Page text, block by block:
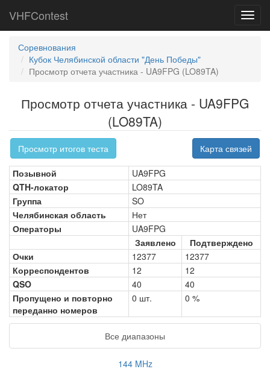
VHFContest
Соревнования
Кубок Челябинской области "День Победы"
Просмотр отчета участника - UA9FPG (LO89TA)
Просмотр отчета участника - UA9FPG
(LO89TA)
Просмотр итогов теста Карта связей
Позывной
UA9FPG
QTH-локатор
LO89TA
Группа
SO
Челябинская область
Нет
Операторы
UA9FPG
Заявлено
Подтверждено
Очки
12377
12377
Корреспондентов
12
12
QSO
40
40
Пропущено и повторно
переданно номеров
0 шт. 0 %
Все диапазоны
144 MHz